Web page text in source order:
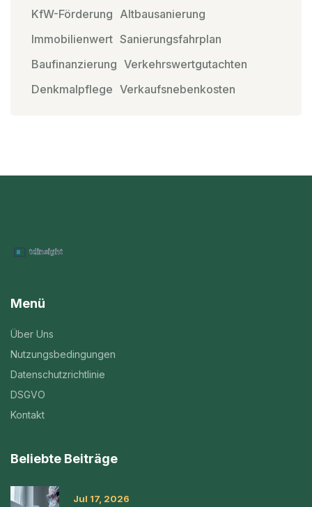
KfW-Förderung Altbausanierung
Immobilienwert Sanierungsfahrplan
Baufinanzierung Verkehrswertgutachten
Denkmalpflege Verkaufsnebenkosten
Menü
Über Uns
Nutzungsbedingungen
Datenschutzrichtlinie
DSGVO
Kontakt
Beliebte Beiträge
Jul 17, 2026